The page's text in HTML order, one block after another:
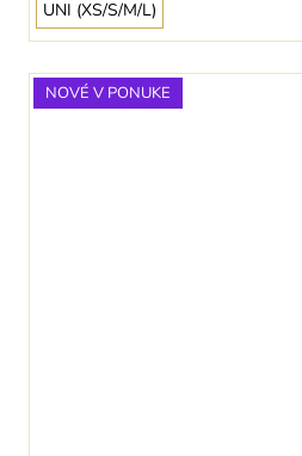
UNI (XS/S/M/L)
NOVÉ V PONUKE